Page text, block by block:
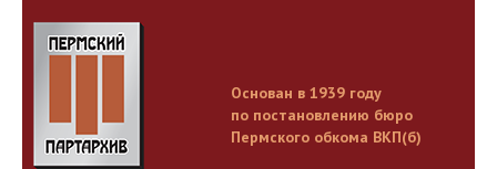
Основан в 1939 году
по постановлению бюро
Пермского обкома ВКП(б)